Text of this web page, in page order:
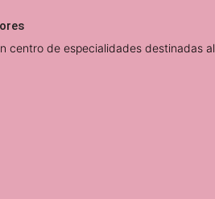
centro de especialidades destinadas al